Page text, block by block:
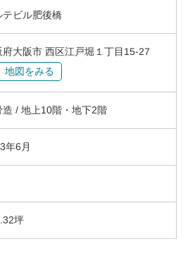
テビル肥後橋
府大阪市 西区江戸堀１丁目15-27
地図をみる
造 / 地上10階・地下2階
年6月
坪